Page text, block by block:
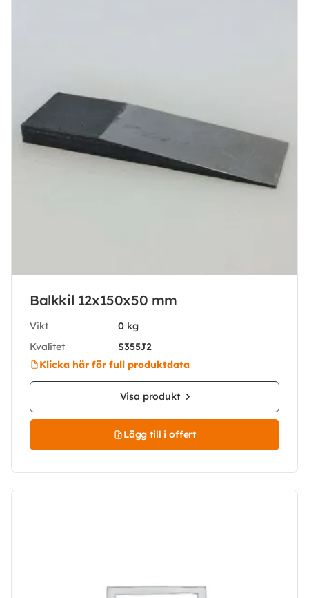
Balkkil 12x150x50 mm
Vikt
0 kg
Kvalitet
S355J2
Klicka här för full produktdata
Visa produkt
Lägg till i offert